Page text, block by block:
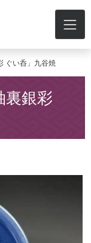
ぐい呑」九谷焼
裏銀彩